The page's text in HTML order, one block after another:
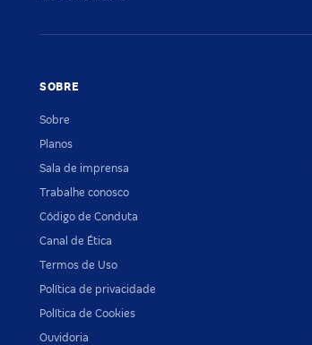
SOBRE
Sobre
Planos
Sala de imprensa
Trabalhe conosco
Código de Conduta
Canal de Ética
Termos de Uso
Política de privacidade
Política de Cookies
Ouvidoria